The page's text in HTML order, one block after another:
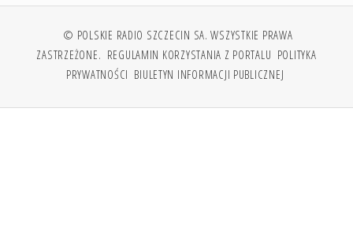
© POLSKIE RADIO SZCZECIN SA. WSZYSTKIE PRAWA
ZASTRZEŻONE. REGULAMIN KORZYSTANIA Z PORTALU POLITYKA
PRYWATNOŚCI BIULETYN INFORMACJI PUBLICZNEJ